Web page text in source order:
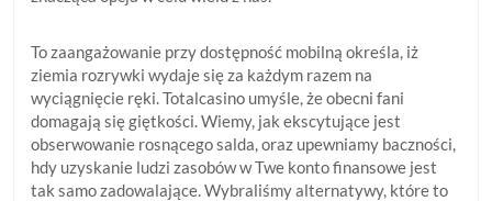
To zaangażowanie przy dostępność mobilną określa, iż
ziemia rozrywki wydaje się za każdym razem na
wyciągnięcie ręki. Totalcasino umyśle, że obecni fani
domagają się giętkości. Wiemy, jak ekscytujące jest
obserwowanie rosnącego salda, oraz upewniamy baczności,
hdy uzyskanie ludzi zasobów w Twe konto finansowe jest
tak samo zadowalające. Wybraliśmy alternatywy, które to